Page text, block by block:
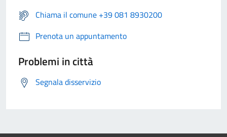
Chiama il comune +39 081 8930200
Prenota un appuntamento
Problemi in città
Segnala disservizio